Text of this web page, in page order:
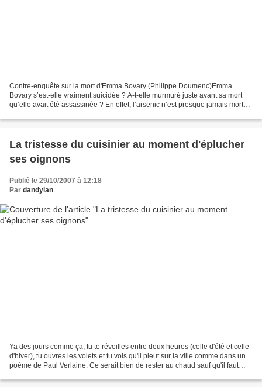
Contre-enquête sur la mort d'Emma Bovary (Philippe Doumenc)Emma
Bovary s’est-elle vraiment suicidée ? A-t-elle murmuré juste avant sa mort
qu’elle avait été assassinée ? En effet, l’arsenic n’est presque jamais mortel
La tristesse du cuisinier au moment d'éplucher
ses oignons
Publié le 29/10/2007 à 12:18
Par dandylan
Ya des jours comme ça, tu te réveilles entre deux heures (celle d'été et celle
d'hiver), tu ouvres les volets et tu vois qu'il pleut sur la ville comme dans un
poéme de Paul Verlaine. Ce serait bien de rester au chaud sauf qu'il faut